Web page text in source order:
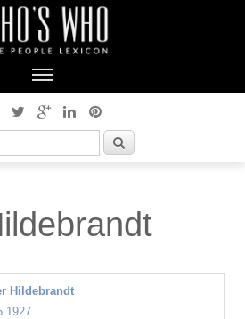
Hildebrandt